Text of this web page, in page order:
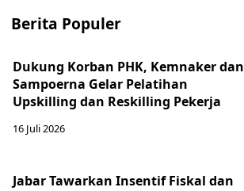
Berita Populer
Dukung Korban PHK, Kemnaker dan
Sampoerna Gelar Pelatihan
Upskilling dan Reskilling Pekerja
16 Juli 2026
Jabar Tawarkan Insentif Fiskal dan